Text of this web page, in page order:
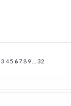
3 45 67 8 9 32